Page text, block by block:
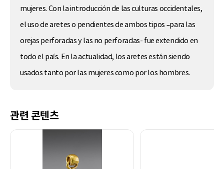
mujeres. Con la introducción de las culturas occidentales,
el uso de aretes o pendientes de ambos tipos –para las
orejas perforadas y las no perforadas- fue extendido en
todo el país. En la actualidad, los aretes están siendo
usados tanto por las mujeres como por los hombres.
관련 콘텐츠